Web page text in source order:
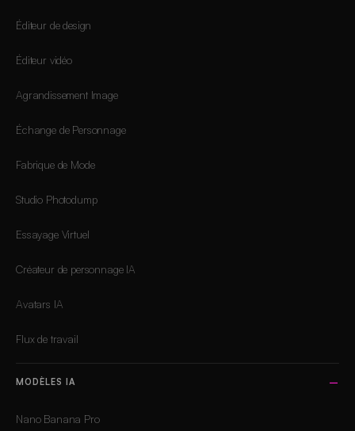
Éditeur de design
Éditeur vidéo
Agrandissement Image
Échange de Personnage
Fabrique de Mode
Studio Photodump
Essayage Virtuel
Créateur de personnage IA
Avatars IA
Flux de travail
MODÈLES IA
Nano Banana Pro